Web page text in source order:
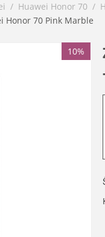
/ Huawei Honor 70 /
Honor 70 Pink Marble
10%